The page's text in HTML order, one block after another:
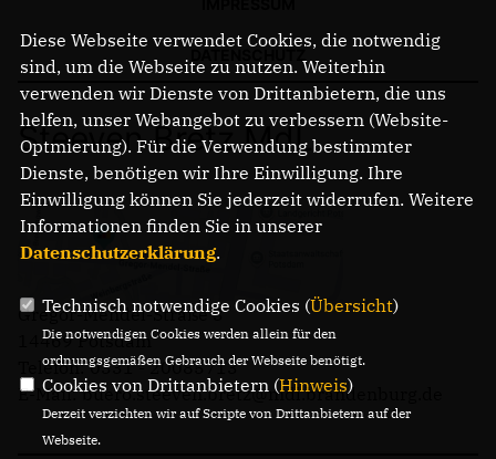
Steeven Bretz MdL
Gregor-Mendel-Straße 3
14469 Potsdam
Telefon: 0331 - 20085713
E-Mail: buero.steeven.bretz@mdl.brandenburg.de
Diese Webseite verwendet Cookies, die notwendig
sind, um die Webseite zu nutzen. Weiterhin
verwenden wir Dienste von Drittanbietern, die uns
helfen, unser Webangebot zu verbessern (Website-
Optmierung). Für die Verwendung bestimmter
Dienste, benötigen wir Ihre Einwilligung. Ihre
Einwilligung können Sie jederzeit widerrufen. Weitere
Informationen finden Sie in unserer
Datenschutzerklärung.
Technisch notwendige Cookies (Übersicht)
Die notwendigen Cookies werden allein für den
ordnungsgemäßen Gebrauch der Webseite benötigt.
Cookies von Drittanbietern (Hinweis)
Derzeit verzichten wir auf Scripte von Drittanbietern auf der
Webseite.